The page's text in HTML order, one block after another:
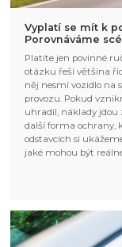
Vyplatí se mít k
Porovnáváme
Platíte jen povinné
otázku řeší většina
něj nesmí vozidlo na
provozu. Pokud
uhradil, náklady jdou
další forma ochrany,
odstavcích si
jaké mohou být